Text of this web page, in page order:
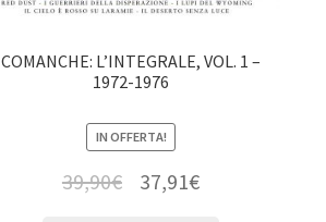
COMANCHE: L’INTEGRALE, VOL. 1 –
1972-1976
IN OFFERTA!
39,90€ 37,91€